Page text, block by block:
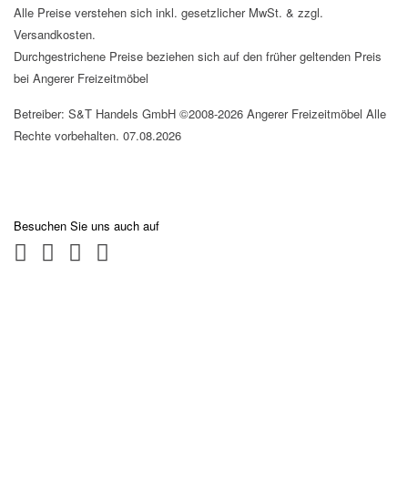
Alle Preise verstehen sich inkl. gesetzlicher MwSt. & zzgl.
Versandkosten.
Durchgestrichene Preise beziehen sich auf den früher geltenden Preis
bei Angerer Freizeitmöbel
Betreiber: S&T Handels GmbH ©2008-2026 Angerer Freizeitmöbel Alle
Rechte vorbehalten. 07.08.2026
Besuchen Sie uns auch auf